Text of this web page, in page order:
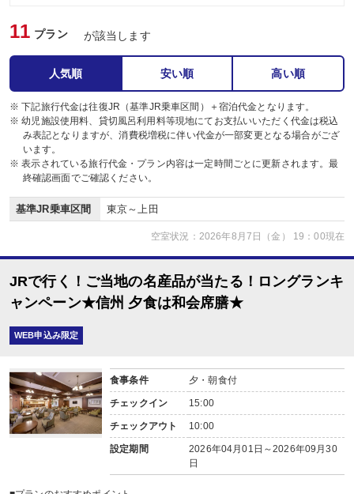
11 プラン が該当します
人気順 安い順 高い順
※ 下記旅行代金は往復JR（基準JR乗車区間）＋宿泊代金となります。
※ 幼児施設使用料、貸切風呂利用料等現地にてお支払いいただく代金は税込
み表記となりますが、消費税増税に伴い代金が一部変更となる場合がござ
います。
※ 表示されている旅行代金・プラン内容は一定時間ごとに更新されます。最
終確認画面でご確認ください。
基準JR乗車区間 東京～上田
空室状況：2026年8月7日（金） 19：00現在
JRで行く！ご当地の名産品が当たる！ロングランキ
ャンペーン★信州 夕食は和会席膳★
WEB申込み限定
食事条件 夕・朝食付
チェックイン 15:00
チェックアウト 10:00
設定期間
2026年04月01日～2026年09月30
日